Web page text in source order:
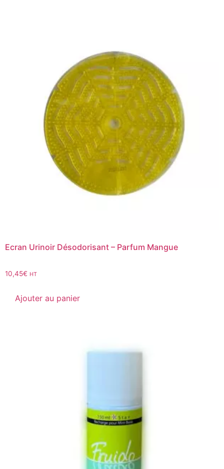
Ecran Urinoir Désodorisant – Parfum Mangue
10,45€ HT
Ajouter au panier